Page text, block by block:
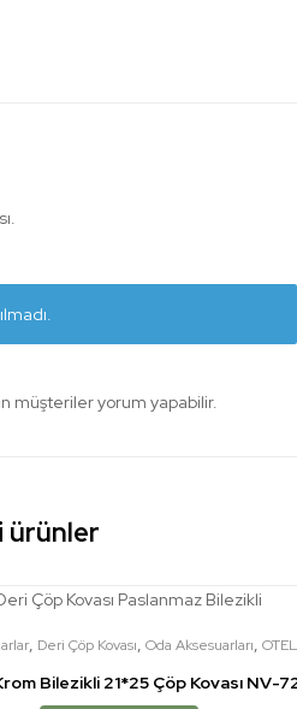
müşteriler yorum yapabilir.
ürünler
, Deri Çöp Kovası, Oda Aksesuarları,
Bilezikli 21*25 Çöp Kovası NV-